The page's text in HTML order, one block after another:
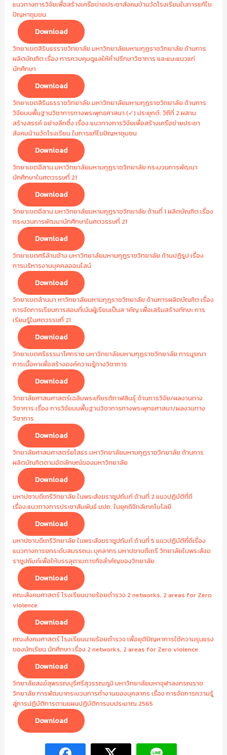
แนวทางการวิจัยเพื่อสร้างเครือข่ายประชาสังคมบ้านวัดโรงเรียนในการแก้ไข
ปัญหาชุมชน
Download
วิทยาเขตสิรินธรราชวิทยาลัย มหาวิทยาลัยมหามกุฏราชวิทยาลัย ด้านการ
ผลิตบัณฑิต เรื่อง การควบคุมดูแลให้คำปรึกษาวิชาการ และแนะแนวแก่
นักศึกษา
Download
วิทยาเขตสิรินธรราชวิทยาลัย มหาวิทยาลัยมหามกุฏราชวิทยาลัย ด้านการ
วิจัยบนพื้นฐานวิชาการทางพระพุทธศาสนา (✓) ประยุกต์: วิถีที่ 2 ผสาน
สร้างสรรค์ อย่างลึกซึ้ง เรื่อง แนวทางการวิจัยเพื่อสร้างเครือข่ายประชา
สังคมบ้านวัดโรงเรียน ในการแก้ไขปัญหาชุมชน
Download
วิทยาเขตอีสาน มหาวิทยาลัยมหามกุฏราชวิทยาลัย กระบวนการพัฒนา
นักศึกษาในศตวรรษที่ 21
Download
วิทยาเขตอีสาน มหาวิทยาลัยมหามกุฏราชวิทยาลัย ด้านที่ 1 ผลิตบัณฑิต เรื่อง
กระบวนการพัฒนานักศึกษาในศตวรรษที่ 21
Download
วิทยาเขตศรีล้านช้าง มหาวิทยาลัยมหามกุฎราชวิทยาลัย ด้านปฏิรูป เรื่อง
การบริหารงานบุคคลออนไลน์
Download
วิทยาเขตล้านนา หาวิทยาลัยมหามกุฎราชวิทยาลัย ด้านการผลิตบัณฑิต เรื่อง
การจัดการเรียนการสอนที่เน้นผู้เรียนเป็นส าคัญ เพื่อเสริมสร้างทักษะ การ
เรียนรู้ในศตวรรษที่ 21
Download
วิทยาเขตศรีธรรมาโศกราช มหาวิทยาลัยมหามกุฏราชวิทยาลัย การบูรณา
การเนื้อหาเพื่อสร้างองค์ความรู้ทางวิชาการ
Download
วิทยาลัยศาสนศาสตร์เฉลิมพระเกียรติกาฬสินธุ์ ด้านการวิจัย/ผลงานทาง
วิชาการ เรื่อง การวิจัยบนพื้นฐานวิชาการทางพระพุทธศาสนา/ผลงานทาง
วิชาการ
Download
วิทยาลัยศาสนศาสตร์ยโสธร มหาวิทยาลัยมหามกุฏราชวิทยาลัย ด้านการ
ผลิตบัณฑิตตามอัตลักษณ์ของมหาวิทยาลัย
Download
มหาปชาบดีเถรีวิทยาลัย ในพระสังฆราชูปถัมภ์ ด้านที่ 2 แนวปฏิบัติที่ดี
เรื่อง:แนวทางการประชาสัมพันธ์ มปถ. ในยุคดิจิทลัเทคโนโลยี
Download
มหาปชาบดีเถรีวิทยาลัย ในพระสังฆราชูปถัมภ์ ด้านที่ 5 แนวปฏิบัติที่ดีเรื่อง
แนวทางการยกระดับสมรรถนะ บุคลากร มหาปชาบดีเถรี วิทยาลัยในพระสังฆ
ราชูปถัมภ์เพื่อให้บรรลุตามภารกิจสำคัญของวิทยาลัย
Download
คณะสังคมศาสตร์ โรงเรียนนายร้อยตำรวจ 2 networks, 2 areas for Zero
violence
Download
คณะสังคมศาสตร์ โรงเรียนนายร้อยตำรวจ เพื่อยุติปัญหาการใช้ความรุนแรง
ของนักเรียน นักศึกษา เรื่อง 2 networks, 2 areas for Zero violence
Download
วิทยาลัยสงฆ์สุพรรณบุรีศรีสุวรรณภูมิ มหาวิทยาลัยมหาจุฬาลงกรณราช
วิทยาลัย การพัฒนากระบวนการทำงานของบุคลากร เรื่อง การจัดการความรู้
สู่การปฏิบัติการตามแผนปฏิบัติการงบประมาณ 2565
Download